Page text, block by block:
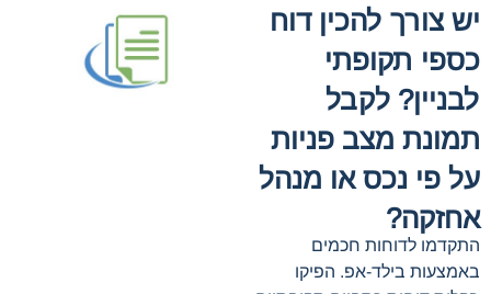
יש צורך להכין דוח
כספי תקופתי
לבניין? לקבל
תמונת מצב פניות
על פי נכס או מנהל
אחזקה?
התקדמו לדוחות חכמים
באמצעות בילד-אפ. הפיקו